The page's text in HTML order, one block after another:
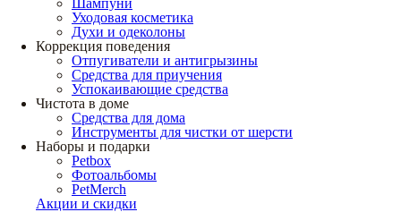
Шампуни
Уходовая косметика
Духи и одеколоны
Коррекция поведения
Отпугиватели и антигрызины
Средства для приучения
Успокаивающие средства
Чистота в доме
Средства для дома
Инструменты для чистки от шерсти
Наборы и подарки
Petbox
Фотоальбомы
PetMerch
Акции и скидки